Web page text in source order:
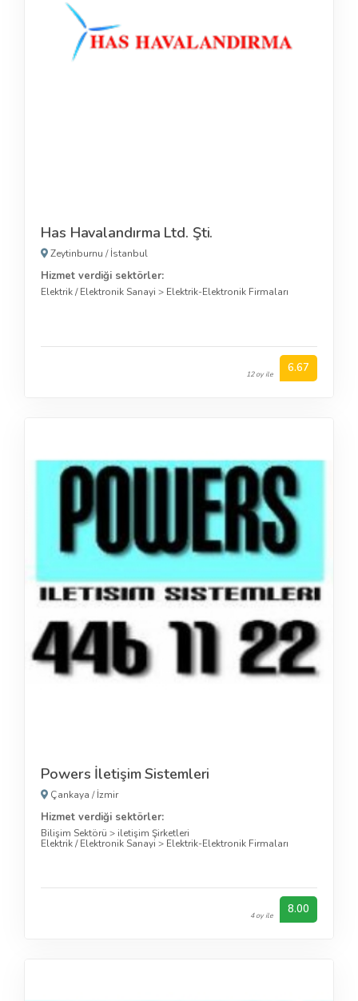
Has Havalandırma Ltd. Şti.
Zeytinburnu /İstanbul
Hizmet verdiği sektörler:
Elektrik / Elektronik Sanayi > Elektrik-Elektronik Firmaları
12 oy ile 6.67
Powers İletişim Sistemleri
Çankaya /İzmir
Hizmet verdiği sektörler:
Bilişim Sektörü > iletişim Şirketleri
Elektrik / Elektronik Sanayi> Elektrik-Elektronik Firmaları
4 oy ile 8.00